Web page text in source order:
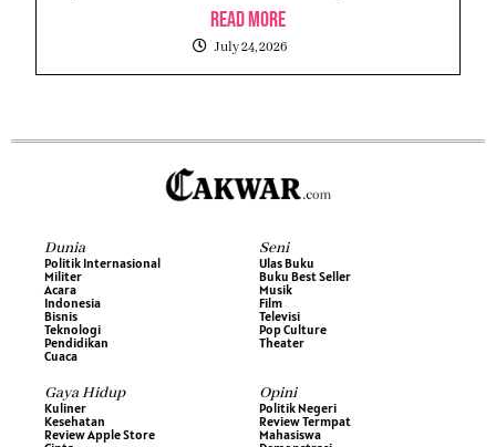
Read More
July 24, 2026
Dunia
Politik Internasional
Militer
Acara
Indonesia
Bisnis
Teknologi
Pendidikan
Cuaca
Seni
Ulas Buku
Buku Best Seller
Musik
Film
Televisi
Pop Culture
Theater
Gaya Hidup
Kuliner
Kesehatan
Review Apple Store
Opini
Politik Negeri
Review Termpat
Mahasiswa